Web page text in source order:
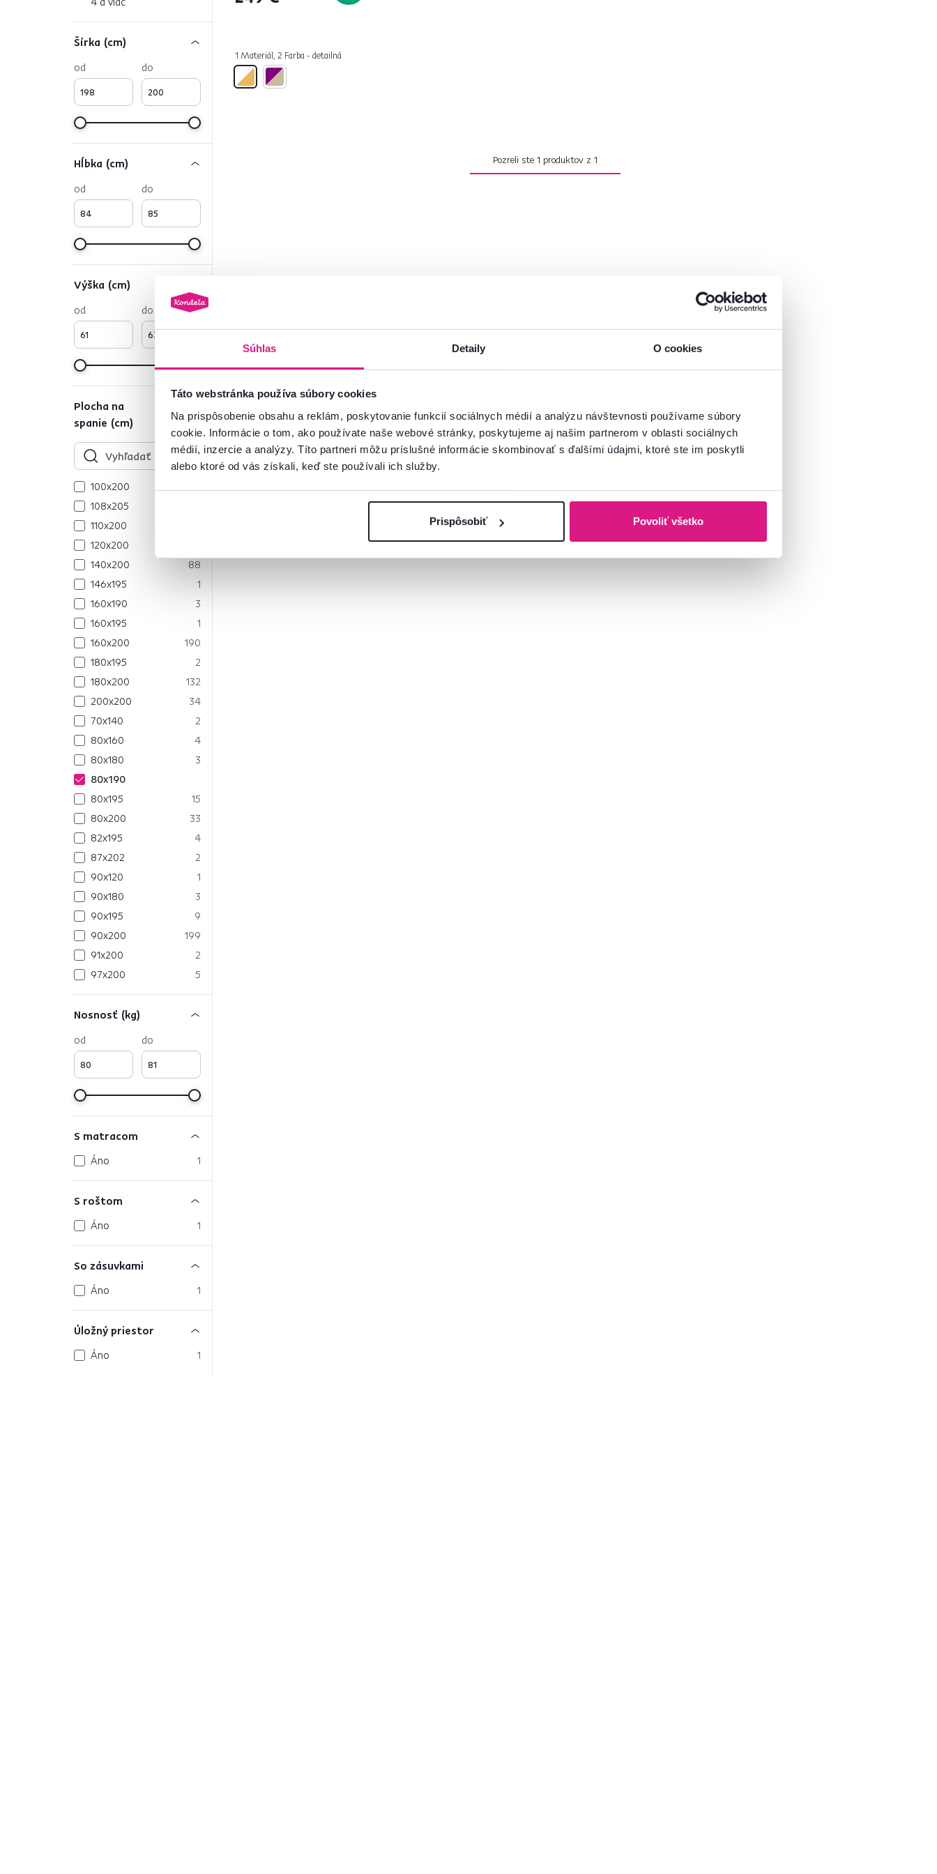
Súhlas Detaily O cookies
Táto webstránka používa súbory cookies
Na prispôsobenie obsahu a reklám, poskytovanie funkcií sociálnych médií a analýzu návštevnosti používame súbory
cookie. Informácie o tom, ako používate naše webové stránky, poskytujeme aj našim partnerom v oblasti sociálnych
médií, inzercie a analýzy. Títo partneri môžu príslušné informácie skombinovať s ďalšími údajmi, ktoré ste im poskytli
alebo ktoré od vás získali, keď ste používali ich služby.
Prispôsobiť Povoliť všetko
Šírka (cm)
od
do
Hĺbka (cm)
od
do
Výška (cm)
od
do
Plocha na
spanie (cm)
1
100x200
108x205
110x200
120x200
140x200
88
146x195
1
160x190
3
160x195
1
160x200
190
180x195
2
180x200
132
200x200
34
70x140
2
80x160
4
80x180
3
80x190
80x195
15
80x200
33
82x195
4
87x202
2
90x120
1
90x180
3
90x195
9
90x200
199
91x200
2
97x200
5
Nosnosť (kg)
od
do
S matracom
Áno 1
S roštom
Áno 1
So zásuvkami
Áno 1
Úložný priestor
Áno 1
1 Materiál, 2 Farba - detailná
Pozreli ste 1 produktov z 1